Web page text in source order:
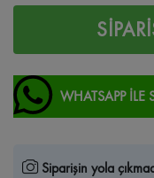
WHATSAPP İLE
Siparişin yola